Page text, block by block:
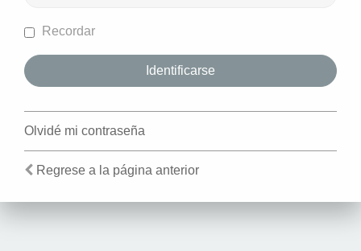
Recordar
Olvidé mi contraseña
Regrese a la página anterior